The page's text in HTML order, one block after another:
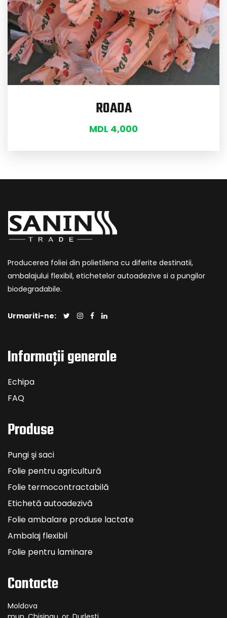
ROADA
MDL 4,000
Producerea foliei din polietilena cu diferite destinatii,
ambalajului flexibil, etichetelor autoadezive si a pungilor
biodegradabile.
Urmariti-ne:
Informații generale
Echipa
FAQ
Produse
Pungi şi saci
Folie pentru agricultură
Folie termocontractabilă
Etichetă autoadezivă
Folie ambalare produse lactate
Ambalaj flexibil
Folie pentru laminare
Contacte
Moldova